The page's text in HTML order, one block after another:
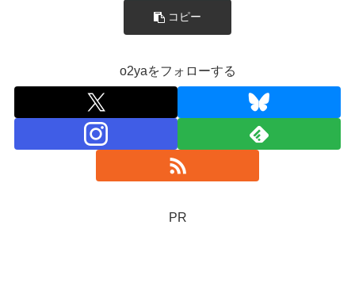
コピー
o2yaをフォローする
PR